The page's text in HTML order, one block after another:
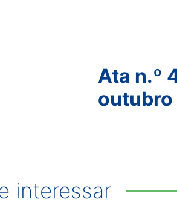
Ata n.º
outubro
interessar